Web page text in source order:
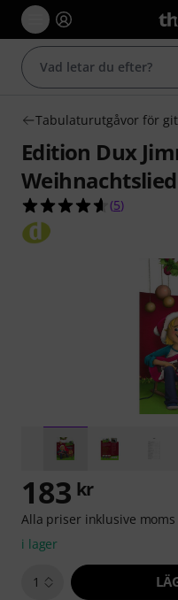
Tabulaturutgåvor för
Edition Dux
4.6 av 5
(5)
183 kr
Alla priser inklusive moms
i lager
1